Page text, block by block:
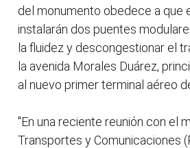
del monumento obedece a que
instalarán dos puentes
la fluidez y descongestionar el
la avenida Morales Duárez,
al nuevo primer terminal aéreo
"En una reciente reunión con el
Transportes y Comunicaciones